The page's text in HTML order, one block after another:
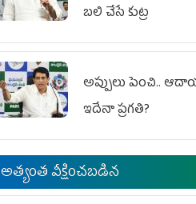
బలి చేసే కుట్ర‌
అప్పులు పెంచి..
ఇదేనా ప్రగతి?
అత్యంత వీక్షించబడిన